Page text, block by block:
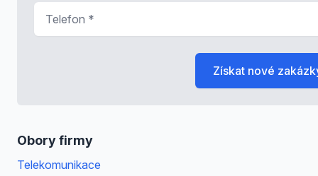
Obory firmy
Telekomunikace
Získat nové